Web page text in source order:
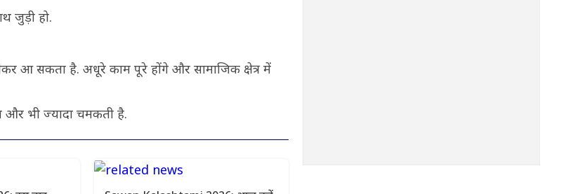
जुड़ी हो.
आ सकता है. अधूरे काम पूरे होंगे और सामाजिक क्षेत्र में
भी ज्यादा चमकती है.